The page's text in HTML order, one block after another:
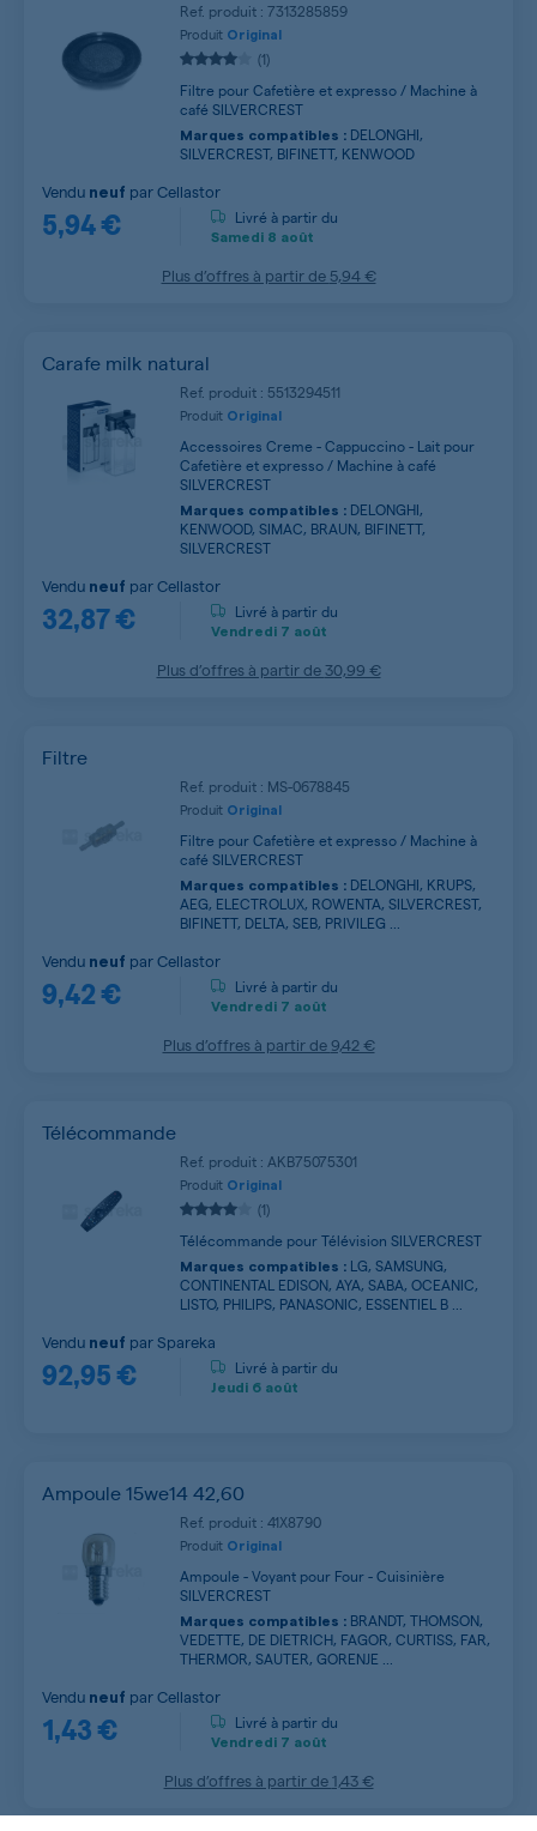
Ref. produit : 7313285859
Produit Original
(1)
Filtre pour Cafetière et expresso / Machine à
café SILVERCREST
Marques compatibles : DELONGHI,
SILVERCREST, BIFINETT, KENWOOD
5,94 €
Vendu neuf parCellastor
Livré à partir du
Samedi 8 août
Plus d’offres à partir de 5,94 €
Carafe milk natural
Ref. produit : 5513294511
Produit Original
Accessoires Creme - Cappuccino - Lait pour
Cafetière et expresso / Machine à café
SILVERCREST
Marques compatibles : DELONGHI,
KENWOOD, SIMAC, BRAUN, BIFINETT,
SILVERCREST
32,87 €
Vendu neuf parCellastor
Livré à partir du
Vendredi 7 août
Plus d’offres à partir de 30,99 €
Filtre
Ref. produit : MS-0678845
Produit Original
Filtre pour Cafetière et expresso / Machine à
café SILVERCREST
Marques compatibles : DELONGHI, KRUPS,
AEG, ELECTROLUX, ROWENTA, SILVERCREST,
BIFINETT, DELTA, SEB, PRIVILEG ...
9,42 €
Vendu neuf parCellastor
Livré à partir du
Vendredi 7 août
Plus d’offres à partir de 9,42 €
Télécommande
Ref. produit : AKB75075301
Produit Original
(1)
Télécommande pour Télévision SILVERCREST
Marques compatibles : LG, SAMSUNG,
CONTINENTAL EDISON, AYA, SABA, OCEANIC,
LISTO, PHILIPS, PANASONIC, ESSENTIEL B ...
92,95 €
Vendu neuf parSpareka
Livré à partir du
Jeudi 6 août
Ampoule 15we14 42,60
Ref. produit : 41X8790
Produit Original
Ampoule - Voyant pour Four - Cuisinière
SILVERCREST
Marques compatibles : BRANDT, THOMSON,
VEDETTE, DE DIETRICH, FAGOR, CURTISS, FAR,
THERMOR, SAUTER, GORENJE ...
1,43 €
Vendu neuf parCellastor
Livré à partir du
Vendredi 7 août
Plus d’offres à partir de1,43 €